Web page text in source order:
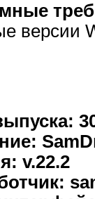
версии
v.22.2